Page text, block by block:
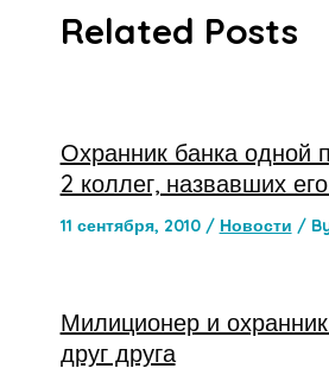
Related Posts
Охранник банка одной
2 коллег, назвавших
11 сентября, 2010 / Новости /
Милиционер и
друг друга